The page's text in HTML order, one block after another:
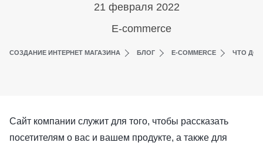
21 февраля 2022
E-commerce
СОЗДАНИЕ ИНТЕРНЕТ МАГАЗИНА БЛОГ E-COMMERCE ЧТО
Сайт компании служит для того, чтобы рассказать
посетителям о вас и вашем продукте, а также для